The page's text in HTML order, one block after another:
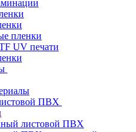
пленки
UV печати
ПВХ
листовой ПВХ